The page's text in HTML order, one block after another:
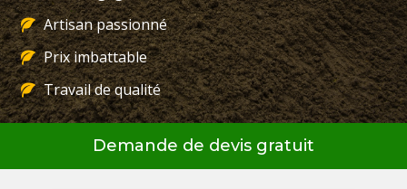
Artisan passionné
Prix imbattable
Travail de qualité
Demande de devis gratuit